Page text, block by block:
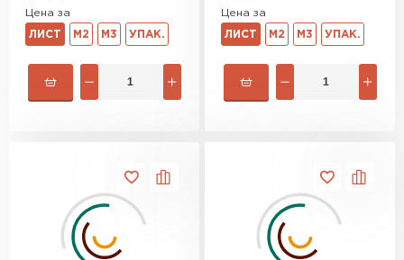
Цена за
ЛИСТ М2 М3 УПАК.
Цена за
ЛИСТ М2 М3 УПАК.
Утеплитель Knauf
Утеплитель Isover